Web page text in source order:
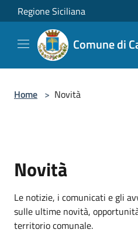
Salta al contenuto principale
Regione Siciliana
Comune di
Home > Novità
Novità
Le notizie, i comunicati e gli
sulle ultime novità,
territorio comunale.